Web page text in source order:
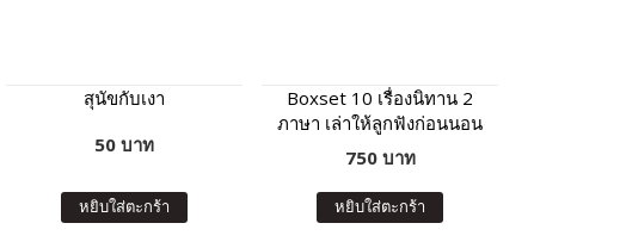
สุนัขกับเงา
50 บาท
หยิบใส่ตะกร้า
Boxset 10 เรื่องนิทาน 2
ภาษา เล่าให้ลูกฟังก่อนนอน
(กล่องฟ้า)
750 บาท
หยิบใส่ตะกร้า